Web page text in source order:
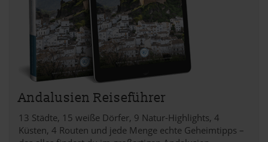
Andalusien Reiseführer
13 Städte, 15 weiße Dörfer, 9 Natur-Highlights, 4
Küsten, 4 Routen und jede Menge echte Geheimtipps –